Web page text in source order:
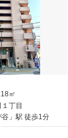
㎡
丁目
」駅 徒歩1分